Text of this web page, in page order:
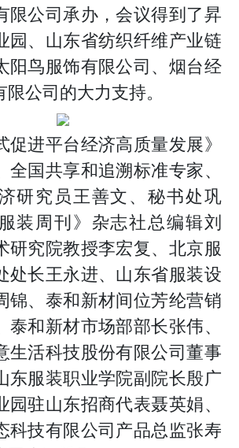
限公司承办，会议得到了昇
园、山东省纺织纤维产业链
阳鸟服饰有限公司、烟台经
公司的大力支持。
促进平台经济高质量发展》
全国共享和追溯标准专家、
研究员王善文、秘书处巩
装周刊》杂志社总编辑刘
研究院教授李宏复、北京服
处长王永进、山东省服装设
锦、泰和新材间位芳纶营销
泰和新材市场部部长张伟、
生活科技股份有限公司董事
东服装职业学院副院长殷广
园驻山东招商代表聂英娟、
科技有限公司产品总监张寿